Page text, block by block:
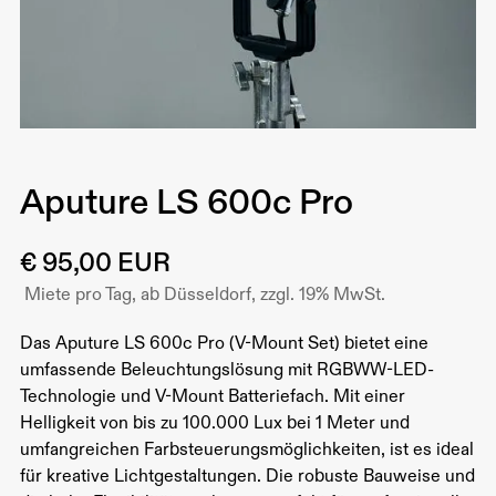
Aputure LS 600c Pro
€ 95,00 EUR
Miete pro Tag, ab Düsseldorf, zzgl. 19% MwSt.
Das Aputure LS 600c Pro (V-Mount Set) bietet eine
umfassende Beleuchtungslösung mit RGBWW-LED-
Technologie und V-Mount Batteriefach. Mit einer
Helligkeit von bis zu 100.000 Lux bei 1 Meter und
umfangreichen Farbsteuerungsmöglichkeiten, ist es ideal
für kreative Lichtgestaltungen. Die robuste Bauweise und